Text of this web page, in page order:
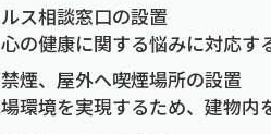
ス相談窓口の設置
の健康に関する悩みに対応す
煙、屋外へ喫煙場所の設置
環境を実現するため、建物内